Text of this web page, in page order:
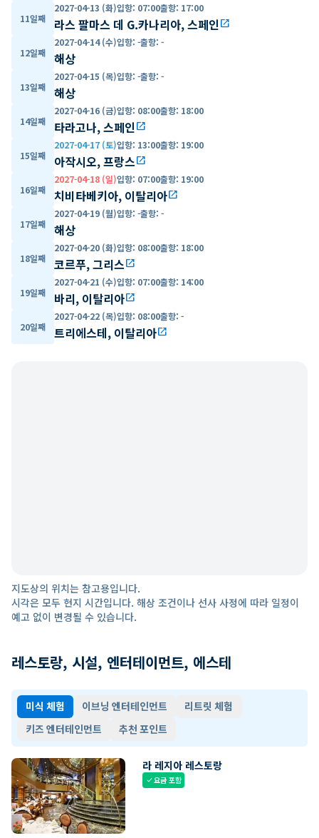
11일째
2027-04-13 (화)입항: 07:00출항: 17:00
라스 팔마스 데 G.카나리아, 스페인open_in_new
12일째
2027-04-14 (수)입항: -출항: -
해상
13일째
2027-04-15 (목)입항: -출항: -
해상
14일째
2027-04-16 (금)입항: 08:00출항: 18:00
타라고나, 스페인open_in_new
15일째
2027-04-17 (토)입항: 13:00출항: 19:00
아작시오, 프랑스open_in_new
16일째
2027-04-18 (일)입항: 07:00출항: 19:00
치비타베키아, 이탈리아open_in_new
17일째
2027-04-19 (월)입항: -출항: -
해상
18일째
2027-04-20 (화)입항: 08:00출항: 18:00
코르푸, 그리스open_in_new
19일째
2027-04-21 (수)입항: 07:00출항: 14:00
바리, 이탈리아open_in_new
20일째
2027-04-22 (목)입항: 08:00출항: -
트리에스테, 이탈리아open_in_new
지도상의 위치는 참고용입니다.
시각은 모두 현지 시간입니다. 해상 조건이나 선사 사정에 따라 일정이
예고 없이 변경될 수 있습니다.
레스토랑, 시설, 엔터테이먼트, 에스테
미식 체험 이브닝 엔터테인먼트
리트릿 체험
키즈 엔터테인먼트
추천 포인트
라 레지아 레스토랑
check요금 포함